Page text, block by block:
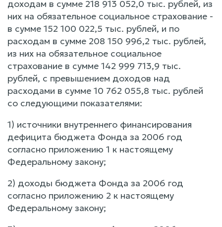
доходам в сумме 218 913 052,0 тыс. рублей, из
них на обязательное социальное страхование -
в сумме 152 100 022,5 тыс. рублей, и по
расходам в сумме 208 150 996,2 тыс. рублей,
из них на обязательное социальное
страхование в сумме 142 999 713,9 тыс.
рублей, с превышением доходов над
расходами в сумме 10 762 055,8 тыс. рублей
со следующими показателями:
1) источники внутреннего финансирования
дефицита бюджета Фонда за 2006 год
согласно приложению 1 к настоящему
Федеральному закону;
2) доходы бюджета Фонда за 2006 год
согласно приложению 2 к настоящему
Федеральному закону;